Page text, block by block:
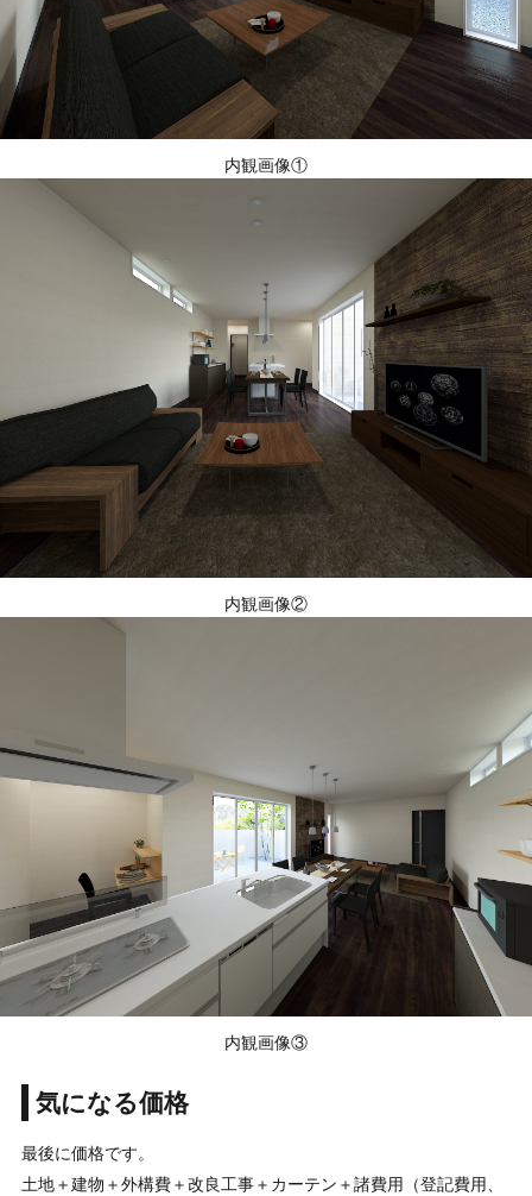
内観画像①
内観画像②
内観画像③
気になる価格
最後に価格です。
土地＋建物＋外構費＋改良工事＋カーテン＋諸費用（登記費用、